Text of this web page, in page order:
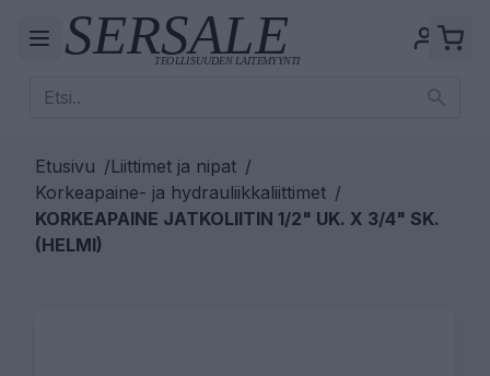
Etusivu /Liittimet ja nipat /
Korkeapaine- ja hydrauliikkaliittimet /
KORKEAPAINE JATKOLIITIN 1/2" UK. X 3/4" SK.
(HELMI)